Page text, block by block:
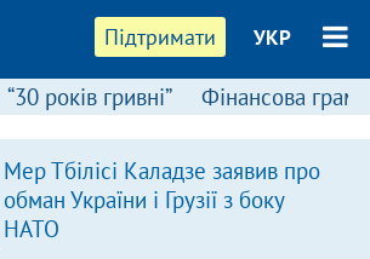
Підтримати УКР
“30 років гривні” Фінансова
Мер Тбілісі Каладзе заявив про
обман України і Грузії з боку
НАТО